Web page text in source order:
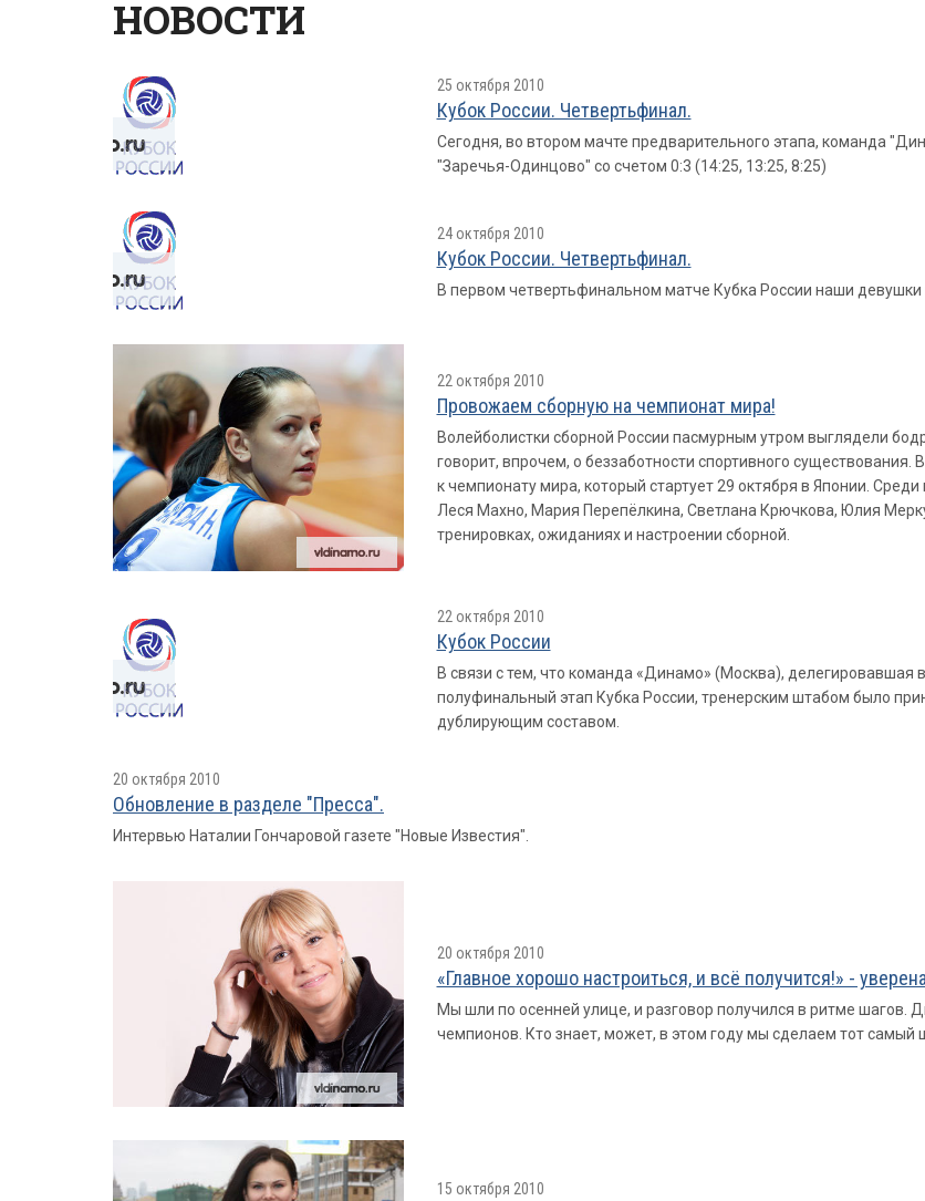
НОВОСТИ
25 октября 2010
Кубок России. Четвертьфинал.
Сегодня, во втором мачте предварительного этапа, команда
"Заречья-Одинцово" со счетом 0:3 (14:25, 13:25, 8:25)
24 октября 2010
Кубок России. Четвертьфинал.
В первом четвертьфинальном матче Кубка России наши
22 октября 2010
Провожаем сборную на чемпионат мира!
Волейболистки сборной России пасмурным утром выглядели
говорит, впрочем, о беззаботности спортивного
к чемпионату мира, который стартует 29 октября в Японии.
Леся Махно, Мария Перепёлкина, Светлана Крючкова, Юлия
тренировках, ожиданиях и настроении сборной.
22 октября 2010
Кубок России
В связи с тем, что команда «Динамо» (Москва), делегировавшая
полуфинальный этап Кубка России, тренерским штабом было
дублирующим составом.
20 октября 2010
Обновление в разделе "Пресса".
Интервью Наталии Гончаровой газете "Новые Известия".
20 октября 2010
«Главное хорошо настроиться, и всё получится!» -
Мы шли по осенней улице, и разговор получился в ритме шагов.
чемпионов. Кто знает, может, в этом году мы сделаем тот самый
15 октября 2010